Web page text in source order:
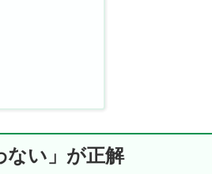
ない」が正解